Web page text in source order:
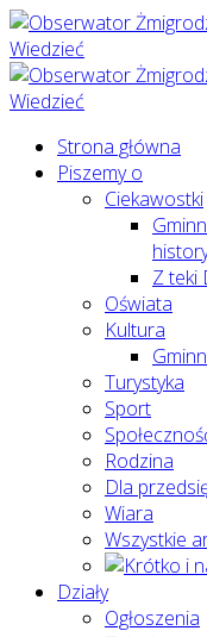
Strona główna
Piszemy o
Ciekawostki
Z teki
Oświata
Kultura
Turystyka
Sport
Rodzina
Dla
Wiara
Wszystkie
Działy
Ogłoszenia